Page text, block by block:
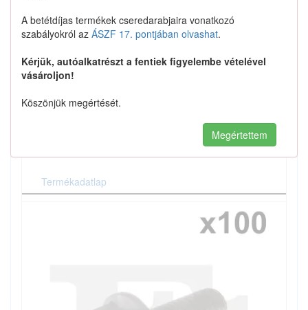
A betétdíjas termékek cseredarabjaira vonatkozó
szabályokról az ÁSZF 17. pontjában olvashat.
Kérjük, autóalkatrészt a fentiek figyelembe vételével
vásároljon!
Köszönjük megértését.
Megértettem
Menetméret: M6x1,0
Csavar/anya kivitel: gallérral
DIN-szabványok (csavarok): DIN 6921 (hatlapfejű csavarok
peremmel)
Szilárdsági osztály: 10.9
Termékadatlap